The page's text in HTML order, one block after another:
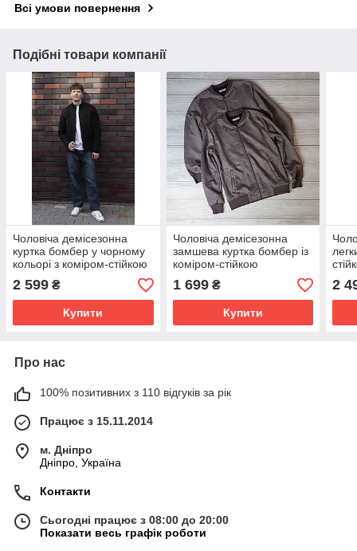
Всі умови повернення
Подібні товари компанії
Чоловіча демісезонна
куртка бомбер у чорному
кольорі з коміром-стійкою
2 599 ₴
Купити
Чоловіча демісезонна
замшева куртка бомбер із
коміром-стійкою
1 699₴
Купити
2
Про нас
100% позитивних з 110 відгуків за рік
Працює з 15.11.2014
м. Дніпро
Дніпро, Україна
Контакти
Сьогодні працює з 08:00 до 20:00
Показати весь графік роботи